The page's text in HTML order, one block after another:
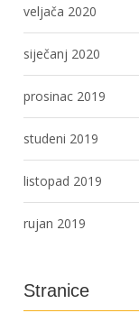
veljača 2020
siječanj 2020
prosinac 2019
studeni 2019
listopad 2019
rujan 2019
Stranice